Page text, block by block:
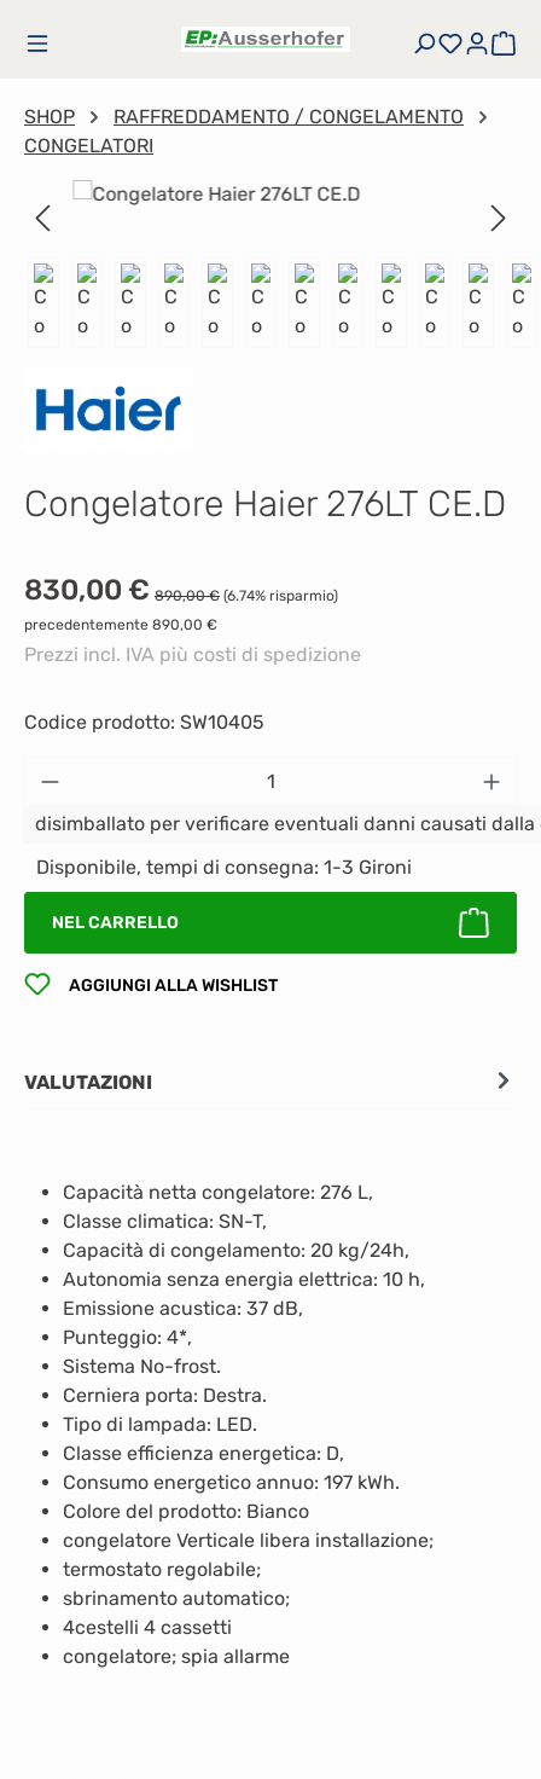
Passa al contenuto principale
Hai 0Il
SHOP
RAFFREDDAMENTO / CONGELAMENTO
CONGELATORI
Salta la galleria di immagini
Congelatore Haier 276LT CE.D
Prezzo di vendita:
830,00 € Prezzo normale:
890,00 € (6.74% risparmio)
precedentemente 890,00 €
Prezzi incl. IVA più costi di spedizione
Codice prodotto: SW10405
Quantità del prodotto: inserisci la
disimballato per verificare eventuali danni causati dalla
Disponibile, tempi di consegna: 1-3 Gironi
NEL CARRELLO
AGGIUNGI ALLA WISHLIST
VALUTAZIONI
Capacità netta congelatore: 276 L,
Classe climatica: SN-T,
Capacità di congelamento: 20 kg/24h,
Autonomia senza energia elettrica: 10 h,
Emissione acustica: 37 dB,
Punteggio: 4*,
Sistema No-frost.
Cerniera porta: Destra.
Tipo di lampada: LED.
Classe efficienza energetica: D,
Consumo energetico annuo: 197 kWh.
Colore del prodotto: Bianco
congelatore Verticale libera installazione;
termostato regolabile;
sbrinamento automatico;
4cestelli 4 cassetti
congelatore; spia allarme